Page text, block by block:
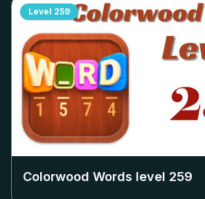
Level 259
Colorwood Words level 259